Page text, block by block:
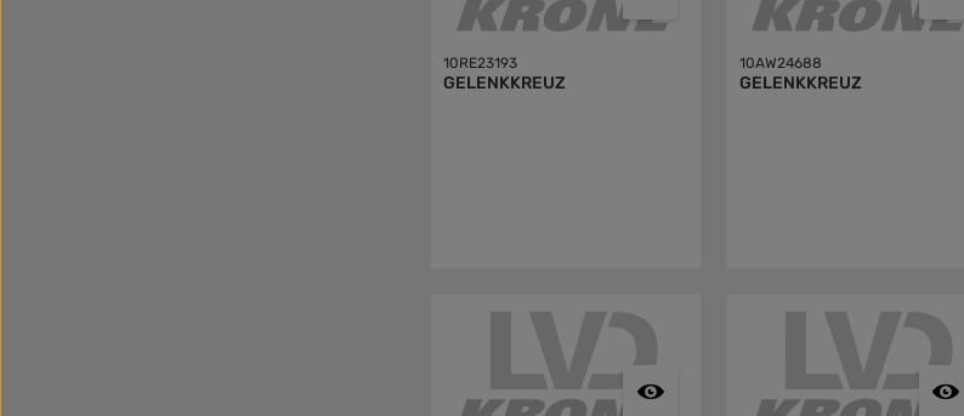
10RE23193
GELENKKREUZ
10AW24688
GELENKKREUZ